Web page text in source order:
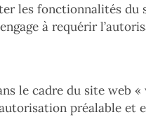
les fonctionnalités du
à requérir
le cadre du site web «
préalable et